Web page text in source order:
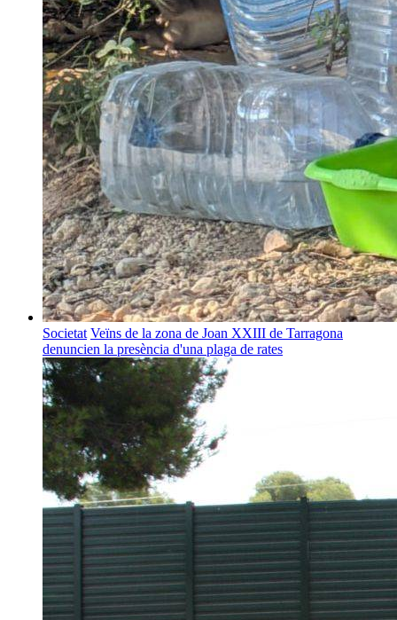
Societat Veïns de la zona de Joan XXIII de Tarragona
denuncien la presència d'una plaga de rates